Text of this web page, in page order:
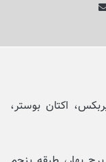
اکتان بوستر،